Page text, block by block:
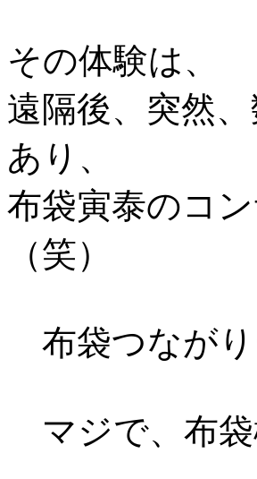
その体験は、
遠隔後、突然
あり、
布袋寅泰のコ
（笑）
布袋つながり
マジで、布袋